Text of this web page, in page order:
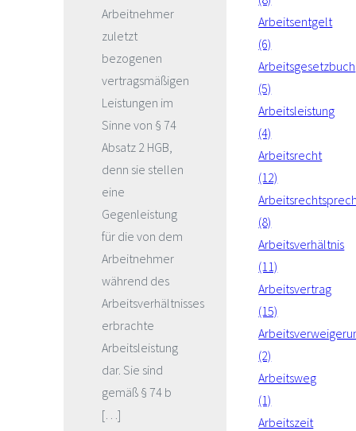
Arbeitnehmer
zuletzt
bezogenen
vertragsmäßigen
Leistungen im
Sinne von § 74
Absatz 2 HGB,
denn sie stellen
eine
Gegenleistung
für die von dem
Arbeitnehmer
während des
Arbeitsverhältnisses
erbrachte
Arbeitsleistung
dar. Sie sind
gemäß § 74 b
[…]
Arbeitsentgelt
(6)
Arbeitsgesetzbuch
(5)
Arbeitsleistung
(4)
Arbeitsrecht
(12)
(8)
Arbeitsverhältnis
(11)
Arbeitsvertrag
(15)
(2)
Arbeitsweg
(1)
Arbeitszeit